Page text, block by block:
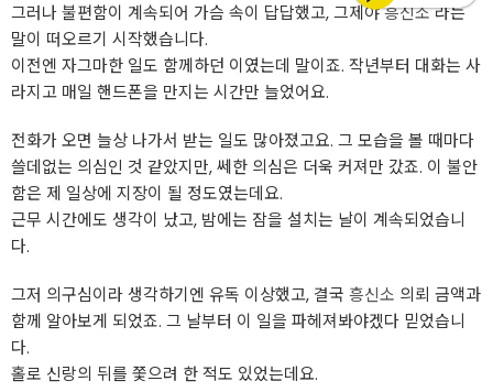
그러나 불편함이 계속되어 가슴 속이 답답했고, 그제야흥신소라는
말이 떠오르기 시작했습니다.
이전엔 자그마한 일도 함께하던 이였는데 말이죠. 작년부터 대화는 사
라지고 매일 핸드폰을 만지는 시간만 늘었어요.
전화가 오면 늘상 나가서 받는 일도 많아졌고요. 그 모습을 볼 때마다
쓸데없는 의심인 것 같았지만, 쎄한 의심은 더욱 커져만 갔죠. 이 불안
함은 제 일상에 지장이 될 정도였는데요.
근무 시간에도 생각이 났고, 밤에는 잠을 설치는 날이 계속되었습니
다.
그저 의구심이라 생각하기엔 유독 이상했고, 결국 흥신소 의뢰 금액과
함께 알아보게 되었죠. 그 날부터 이 일을 파헤져봐야겠다 믿었습니
다.
홀로 신랑의 뒤를 쫓으려 한 적도 있었는데요.